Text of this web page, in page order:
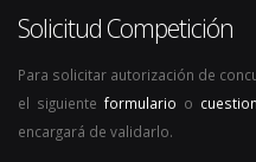
Solicitud Competición
Para solicitar autorización de
el siguiente formulario o
encargará de validarlo.